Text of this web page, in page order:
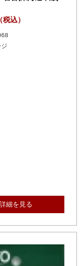
込）
ージ
詳細を見る